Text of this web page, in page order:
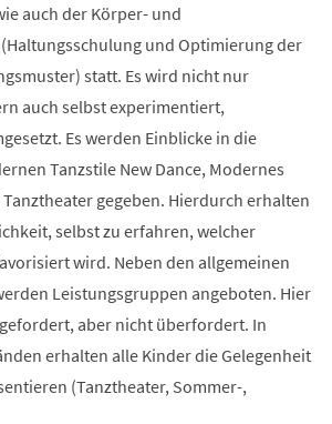
auch der Körper- und
und Optimierung der
statt. Es wird nicht nur
auch selbst experimentiert,
Es werden Einblicke in die
Tanzstile New Dance, Modernes
gegeben. Hierdurch erhalten
selbst zu erfahren, welcher
wird. Neben den allgemeinen
Leistungsgruppen angeboten. Hier
aber nicht überfordert. In
erhalten alle Kinder die Gelegenheit
(Tanztheater, Sommer-,